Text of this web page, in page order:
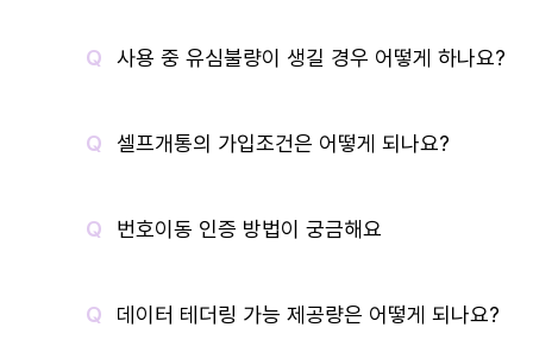
사용 중 유심불량이 생길 경우 어떻게 하나요?
셀프개통의 가입조건은 어떻게 되나요?
번호이동 인증 방법이 궁금해요
데이터 테더링 가능 제공량은 어떻게 되나요?